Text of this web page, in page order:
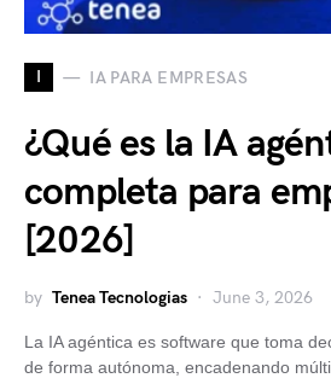
I IA PARA EMPRESAS
¿Qué es la IA
completa para
[2026]
by Tenea Tecnologias June 3, 2026
La IA agéntica es software que toma
de forma autónoma, encadenando